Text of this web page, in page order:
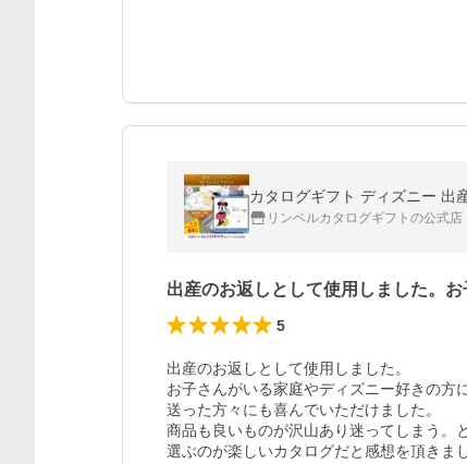
リンベルカタログギフトの公式店
出産のお返しとして使用しました。
5
出産のお返しとして使用しました。
お子さんがいる家庭やディズニー好きの方
送った方々にも喜んでいただけました。
商品も良いものが沢山あり迷ってしまう。
選ぶのが楽しいカタログだと感想を頂きまし